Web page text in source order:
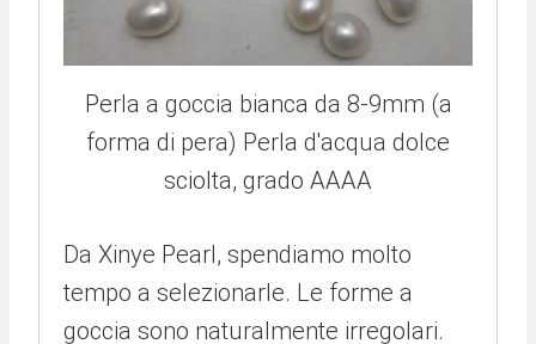
Perla a goccia bianca da 8-9mm (a
forma di pera) Perla d'acqua dolce
sciolta, grado AAAA
Da Xinye Pearl, spendiamo molto
tempo a selezionarle. Le forme a
goccia sono naturalmente irregolari.